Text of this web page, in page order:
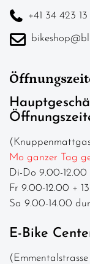
+41 34 423
Mo ganzer Tag
Di-Do 9.00-12.00
Fr 9.00-12.00 +
Sa 9.00-14.00
E-Bike